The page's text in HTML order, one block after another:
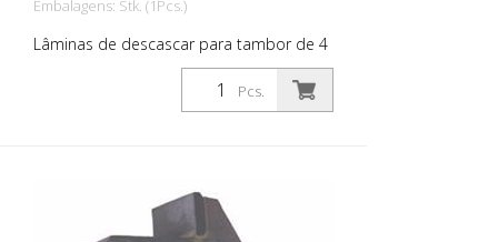
Embalagens: Stk. (1Pcs.)
Lâminas de descascar para tambor de 4
eixos - incluindo 4 eixos + discos
intermediários para tambor de 4 eixos
VA 30 S, VA 30 SH Conjunto de lâminas
película espessa, tais como materiais
frios ou termoplásticos Adequado para
Pcs.